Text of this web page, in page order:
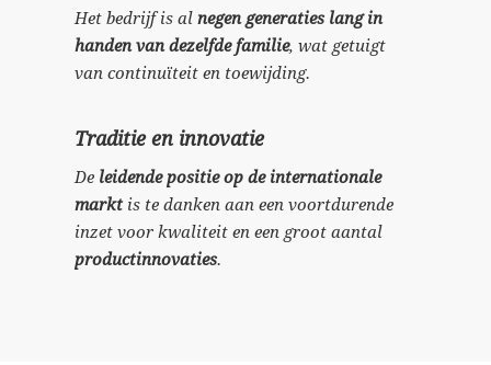
Het bedrijf is alnegen generaties lang in
handen van dezelfde familie, wat getuigt
van continuïteit en toewijding.
Traditie en innovatie
De leidende positie op de internationale
marktis te danken aan een voortdurende
inzet voor kwaliteit en een groot aantal
productinnovaties.